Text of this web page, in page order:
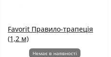
Favorit Правило-трапеція
(1,2 м)
Немає в наявності